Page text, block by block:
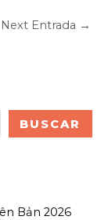
Next Entrada →
BUSCAR
Bản 2026